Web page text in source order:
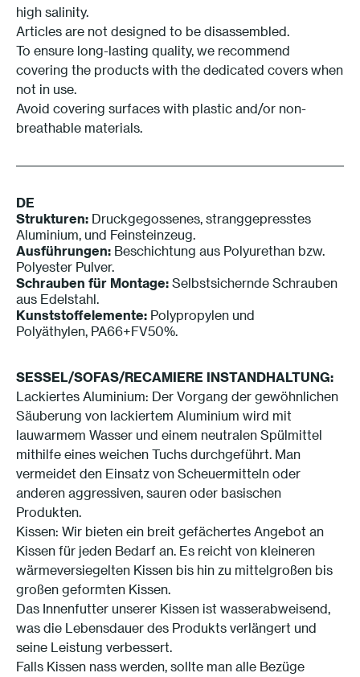
high salinity.
Articles are not designed to be disassembled.
To ensure long-lasting quality, we recommend
covering the products with the dedicated covers when
not in use.
Avoid covering surfaces with plastic and/or non-
breathable materials.
DE
Strukturen: Druckgegossenes, stranggepresstes
Aluminium, und Feinsteinzeug.
Ausführungen: Beschichtung aus Polyurethan bzw.
Polyester Pulver.
Schrauben für Montage: Selbstsichernde Schrauben
aus Edelstahl.
Kunststoffelemente: Polypropylen und
Polyäthylen, PA66+FV50%.
SESSEL/SOFAS/RECAMIERE INSTANDHALTUNG:
Lackiertes Aluminium: Der Vorgang der gewöhnlichen
Säuberung von lackiertem Aluminium wird mit
lauwarmem Wasser und einem neutralen Spülmittel
mithilfe eines weichen Tuchs durchgeführt. Man
vermeidet den Einsatz von Scheuermitteln oder
anderen aggressiven, sauren oder basischen
Produkten.
Kissen: Wir bieten ein breit gefächertes Angebot an
Kissen für jeden Bedarf an. Es reicht von kleineren
wärmeversiegelten Kissen bis hin zu mittelgroßen bis
großen geformten Kissen.
Das Innenfutter unserer Kissen ist wasserabweisend,
was die Lebensdauer des Produkts verlängert und
seine Leistung verbessert.
Falls Kissen nass werden, sollte man alle Bezüge